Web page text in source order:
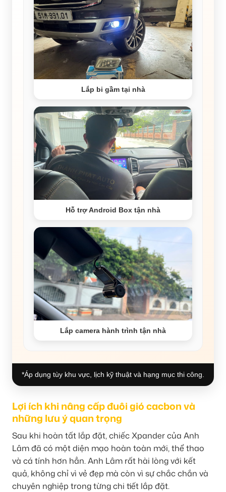
Lắp bi gầm tại nhà
Hỗ trợ Android Box tận nhà
Lắp camera hành trình tận nhà
*Áp dụng tùy khu vực, lịch kỹ thuật và hạng mục thi công.
Lợi ích khi nâng cấp đuôi gió cacbon và
những lưu ý quan trọng
Sau khi hoàn tất lắp đặt, chiếc Xpander của Anh
Lâm đã có một diện mạo hoàn toàn mới, thể thao
và cá tính hơn hẳn. Anh Lâm rất hài lòng với kết
quả, không chỉ vì vẻ đẹp mà còn vì sự chắc chắn và
chuyên nghiệp trong từng chi tiết lắp đặt.